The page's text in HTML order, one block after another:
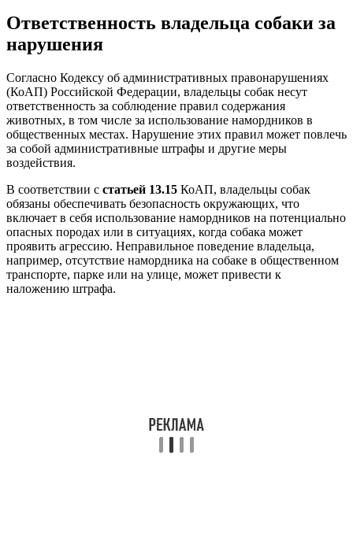
Ответственность владельца собаки за
нарушения
Согласно Кодексу об административных правонарушениях
(КоАП) Российской Федерации, владельцы собак несут
ответственность за соблюдение правил содержания
животных, в том числе за использование намордников в
общественных местах. Нарушение этих правил может повлечь
за собой административные штрафы и другие меры
воздействия.
В соответствии с статьей 13.15 КоАП, владельцы собак
обязаны обеспечивать безопасность окружающих, что
включает в себя использование намордников на потенциально
опасных породах или в ситуациях, когда собака может
проявить агрессию. Неправильное поведение владельца,
например, отсутствие намордника на собаке в общественном
транспорте, парке или на улице, может привести к
наложению штрафа.